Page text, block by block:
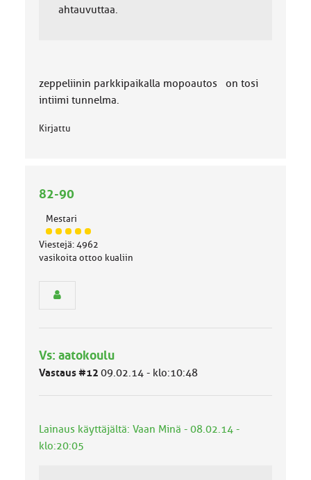
ahtauvuttaa.
zeppeliinin parkkipaikalla mopoautos on tosi
intiimi tunnelma.
Kirjattu
82-90
Mestari
J
ä
s
ä
l
u
a
:
Viestejä: 4962
vasikoita ottoo kualiin
Vs: aatokoulu
Vastaus #12 09.02.14 - klo:10:48
Lainaus käyttäjältä: Vaan Minä - 08.02.14 -
klo:20:05